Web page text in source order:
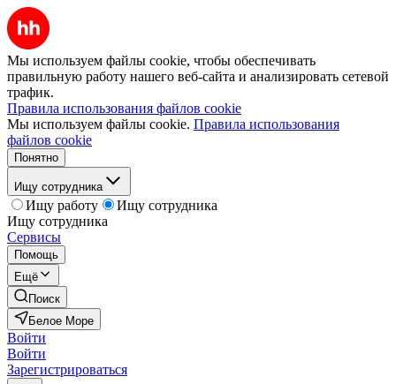
Мы используем файлы cookie, чтобы обеспечивать
правильную работу нашего веб-сайта и анализировать сетевой
трафик.
Правила использования файлов cookie
Мы используем файлы cookie. Правила использования
файлов cookie
Понятно
Ищу сотрудника
Ищу работу
Ищу сотрудника
Ищу сотрудника
Сервисы
Помощь
Ещё
Поиск
Белое Море
Войти
Войти
Зарегистрироваться